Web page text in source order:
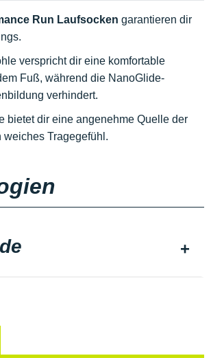
Run Laufsocken garantieren dir
verspricht dir eine komfortable
Fuß, während die NanoGlide-
verhindert.
bietet dir eine angenehme Quelle der
weiches Tragegefühl.